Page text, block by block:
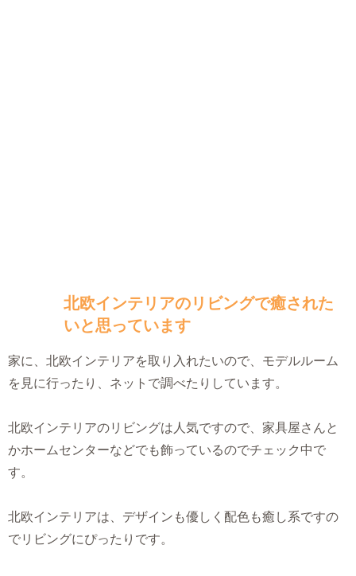
北欧インテリアのリビングで癒された
いと思っています
家に、北欧インテリアを取り入れたいので、モデルルーム
を見に行ったり、ネットで調べたりしています。
北欧インテリアのリビングは人気ですので、家具屋さんと
かホームセンターなどでも飾っているのでチェック中で
す。
北欧インテリアは、デザインも優しく配色も癒し系ですの
でリビングにぴったりです。